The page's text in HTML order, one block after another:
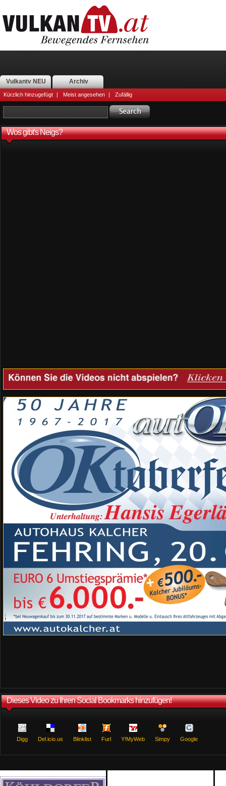
Vulkantv NEU Archiv
Kürzlich hinzugefügt | Meist angesehen | Zufällig
Wos gibt's Neigs?
Dieses Video zu Ihren Social Bookmarks hinzufügen!
Digg Del.icio.us Blinklist Furl Y!MyWeb Simpy Google